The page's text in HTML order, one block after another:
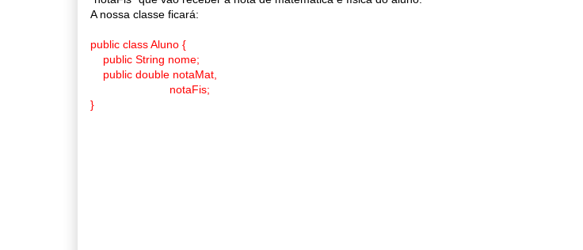
A nossa classe ficará:
public class Aluno {
public String nome;
public double notaMat,
notaFis;
}